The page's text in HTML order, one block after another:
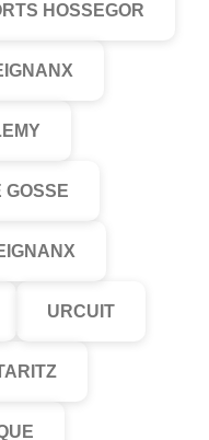
HOSSEGOR
GOSSE
URCUIT